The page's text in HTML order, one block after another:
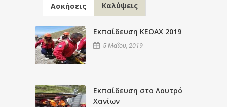
Ασκήσεις Καλύψεις
Εκπαίδευση ΚΕΟΑΧ 2019
5 Μαΐου, 2019
Εκπαίδευση στο Λουτρό
Χανίων